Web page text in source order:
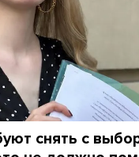
снять с